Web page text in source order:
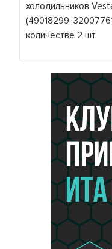
холодильников
(49018299,
количестве 2 шт.